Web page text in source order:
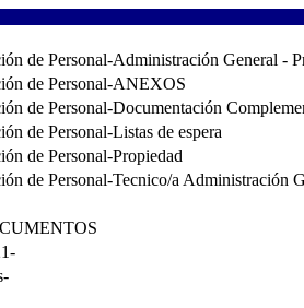
de Personal-Administración General -
de Personal-ANEXOS
de Personal-Documentación
de Personal-Listas de espera
de Personal-Propiedad
de Personal-Tecnico/a Administración